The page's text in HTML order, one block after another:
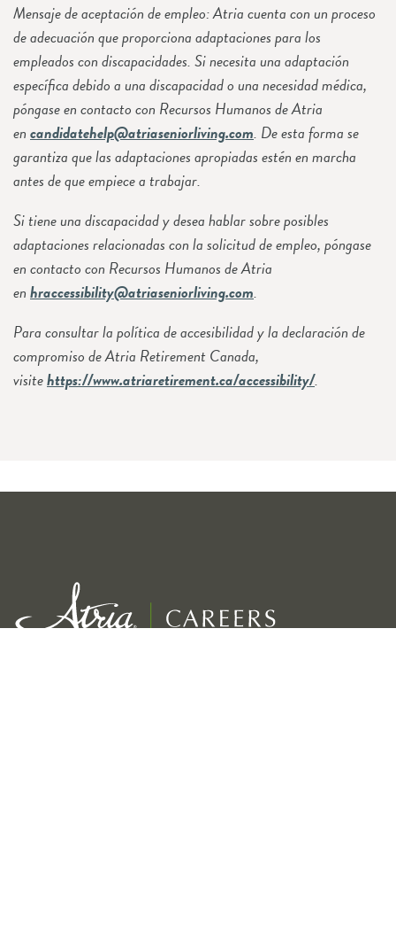
Mensaje de aceptación de empleo: Atria cuenta con un proceso
de adecuación que proporciona adaptaciones para los
empleados con discapacidades. Si necesita una adaptación
específica debido a una discapacidad o una necesidad médica,
póngase en contacto con Recursos Humanos de Atria
encandidatehelp@atriaseniorliving.com. De esta forma se
garantiza que las adaptaciones apropiadas estén en marcha
antes de que empiece a trabajar.
Si tiene una discapacidad y desea hablar sobre posibles
adaptaciones relacionadas con la solicitud de empleo, póngase
en contacto con Recursos Humanos de Atria
enhraccessibility@atriaseniorliving.com.
Para consultar la política de accesibilidad y la declaración de
compromiso de Atria Retirement Canada,
visitehttps://www.atriaretirement.ca/accessibility/.